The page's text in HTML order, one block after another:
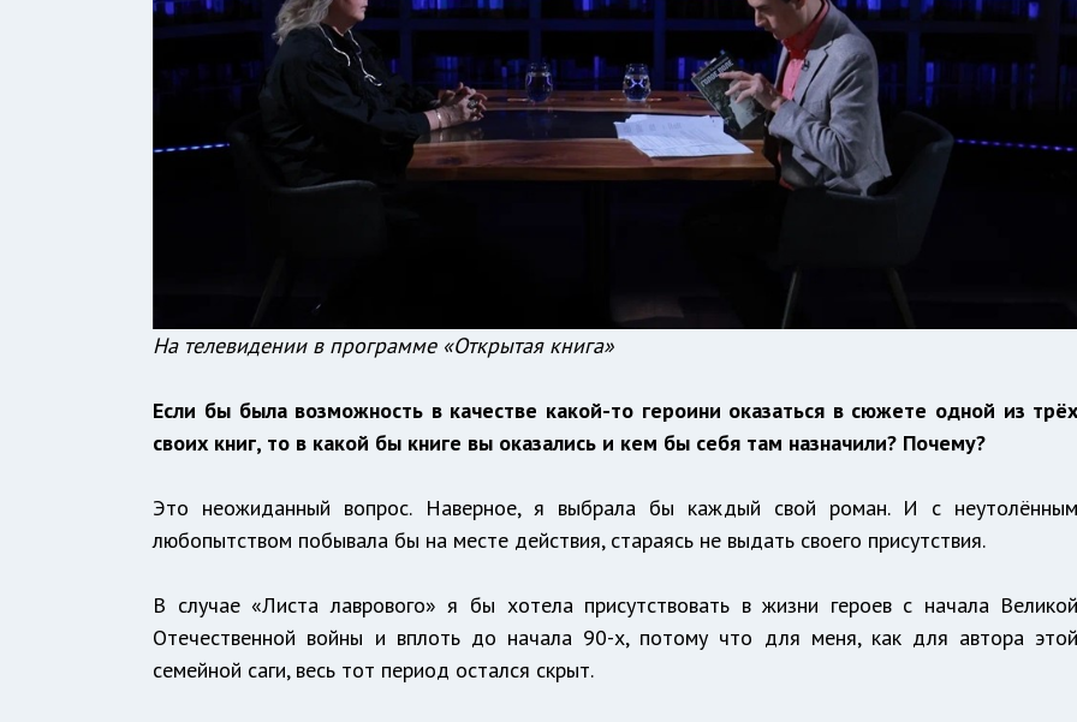
На телевидении в программе «Открытая книга»
Если бы была возможность в качестве какой-то героини оказаться в сюжете одной из
своих книг, то в какой бы книге вы оказались и кем бы себя там назначили? Почему?
Это неожиданный вопрос. Наверное, я выбрала бы каждый свой роман. И с
любопытством побывала бы на месте действия, стараясь не выдать своего присутствия.
В случае «Листа лаврового» я бы хотела присутствовать в жизни героев с начала
Отечественной войны и вплоть до начала 90-х, потому что для меня, как для автора
семейной саги, весь тот период остался скрыт.